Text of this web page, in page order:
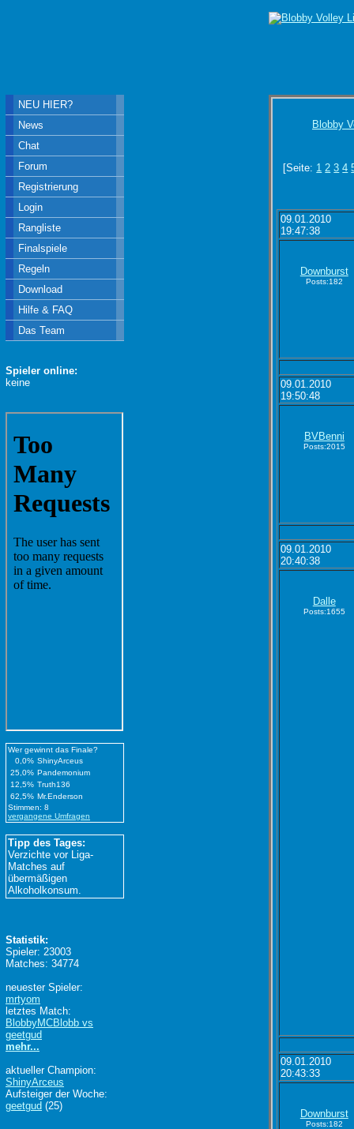
Blobby
[Seite: 1 2 3 4
09.01.2010
19:47:38
Downburst
Posts:182
09.01.2010
19:50:48
BVBenni
Posts:2015
09.01.2010
20:40:38
Dalle
Posts:1655
09.01.2010
20:43:33
Downburst
Posts:182
NEU HIER?
News
Chat
Forum
Registrierung
Login
Rangliste
Finalspiele
Regeln
Download
Hilfe & FAQ
Das Team
Spieler online:
keine
Wer gewinnt das Finale?
0,0% ShinyArceus
25,0% Pandemonium
12,5% Truth136
62,5% Mr.Enderson
Stimmen: 8
vergangene Umfragen
Tipp des Tages:
Verzichte vor Liga-
Matches auf
übermäßigen
Alkoholkonsum.
Statistik:
Spieler: 23003
Matches: 34774
neuester Spieler:
mrtyom
letztes Match:
BlobbyMCBlobb vs
geetgud
mehr...
aktueller Champion:
ShinyArceus
Aufsteiger der Woche:
geetgud (25)